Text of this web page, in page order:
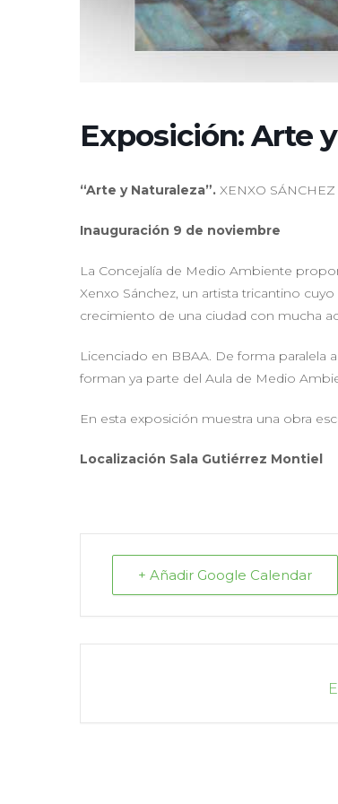
Exposición: Arte
“Arte y Naturaleza”. XENXO SÁNCHEZ
Inauguración 9 de noviembre
La Concejalía de Medio Ambiente
Xenxo Sánchez, un artista tricantino
crecimiento de una ciudad con mucha
Licenciado en BBAA. De forma paralela
forman ya parte del Aula de Medio
En esta exposición muestra una obra
Localización Sala Gutiérrez Montiel
+ Añadir Google Calendar